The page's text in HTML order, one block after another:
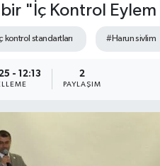
"İç Kontrol Eylem
kontrol standartları #Harun sivlim
- 12:13 2
PAYLAŞIM